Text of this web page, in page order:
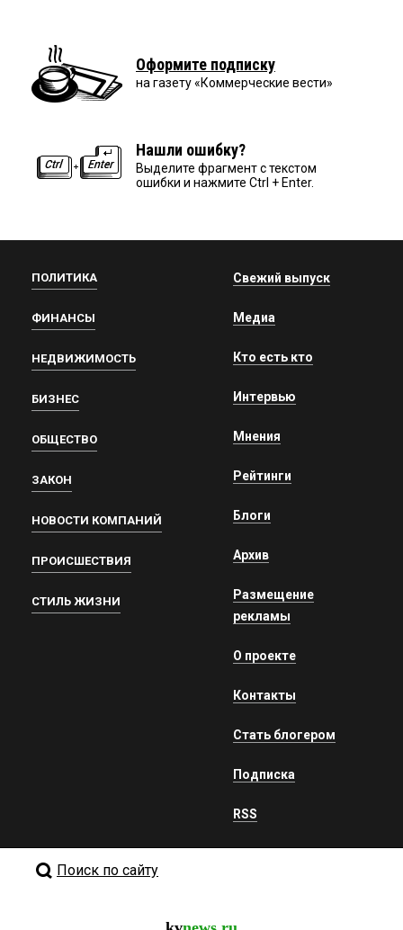
Оформите подписку
на газету «Коммерческие вести»
Нашли ошибку?
Выделите фрагмент с текстом
ошибки и нажмите Ctrl + Enter.
ПОЛИТИКА
ФИНАНСЫ
НЕДВИЖИМОСТЬ
БИЗНЕС
ОБЩЕСТВО
ЗАКОН
НОВОСТИ КОМПАНИЙ
ПРОИСШЕСТВИЯ
СТИЛЬ ЖИЗНИ
Свежий выпуск
Медиа
Кто есть кто
Интервью
Мнения
Рейтинги
Блоги
Архив
Размещение
рекламы
О проекте
Контакты
Стать блогером
Подписка
RSS
Поиск по сайту